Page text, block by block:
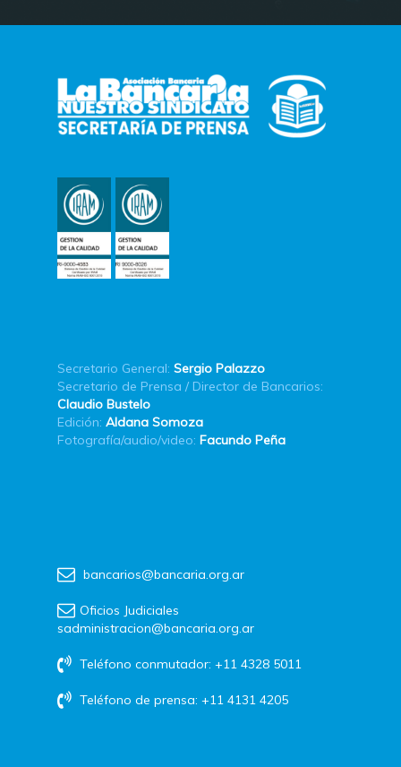
Secretario General: Sergio Palazzo
Secretario de Prensa / Director de Bancarios:
Claudio Bustelo
Edición: Aldana Somoza
Fotografía/audio/video: Facundo Peña
bancarios@bancaria.org.ar
Oficios Judiciales
sadministracion@bancaria.org.ar
Teléfono conmutador: +11 4328 5011
Teléfono de prensa: +11 4131 4205